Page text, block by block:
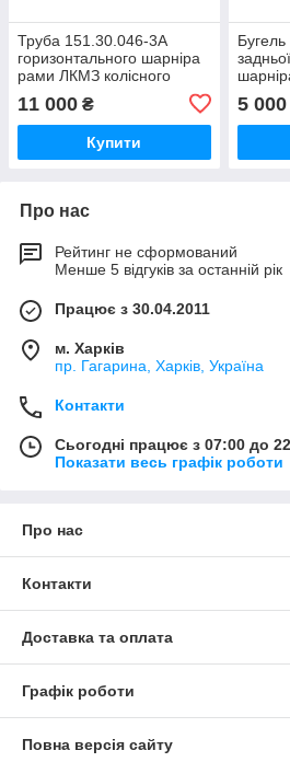
Труба 151.30.046-3А
горизонтального шарніра
рами ЛКМЗ колісного
11 000 ₴
Купити
Т-
5 000
Про нас
Рейтинг не сформований
Менше 5 відгуків за останній рік
Працює з 30.04.2011
м. Харків
пр. Гагарина, Харків, Україна
Контакти
Сьогодні працює з 07:00 до
Показати весь графік роботи
Про нас
Контакти
Доставка та оплата
Графік роботи
Повна версія сайту